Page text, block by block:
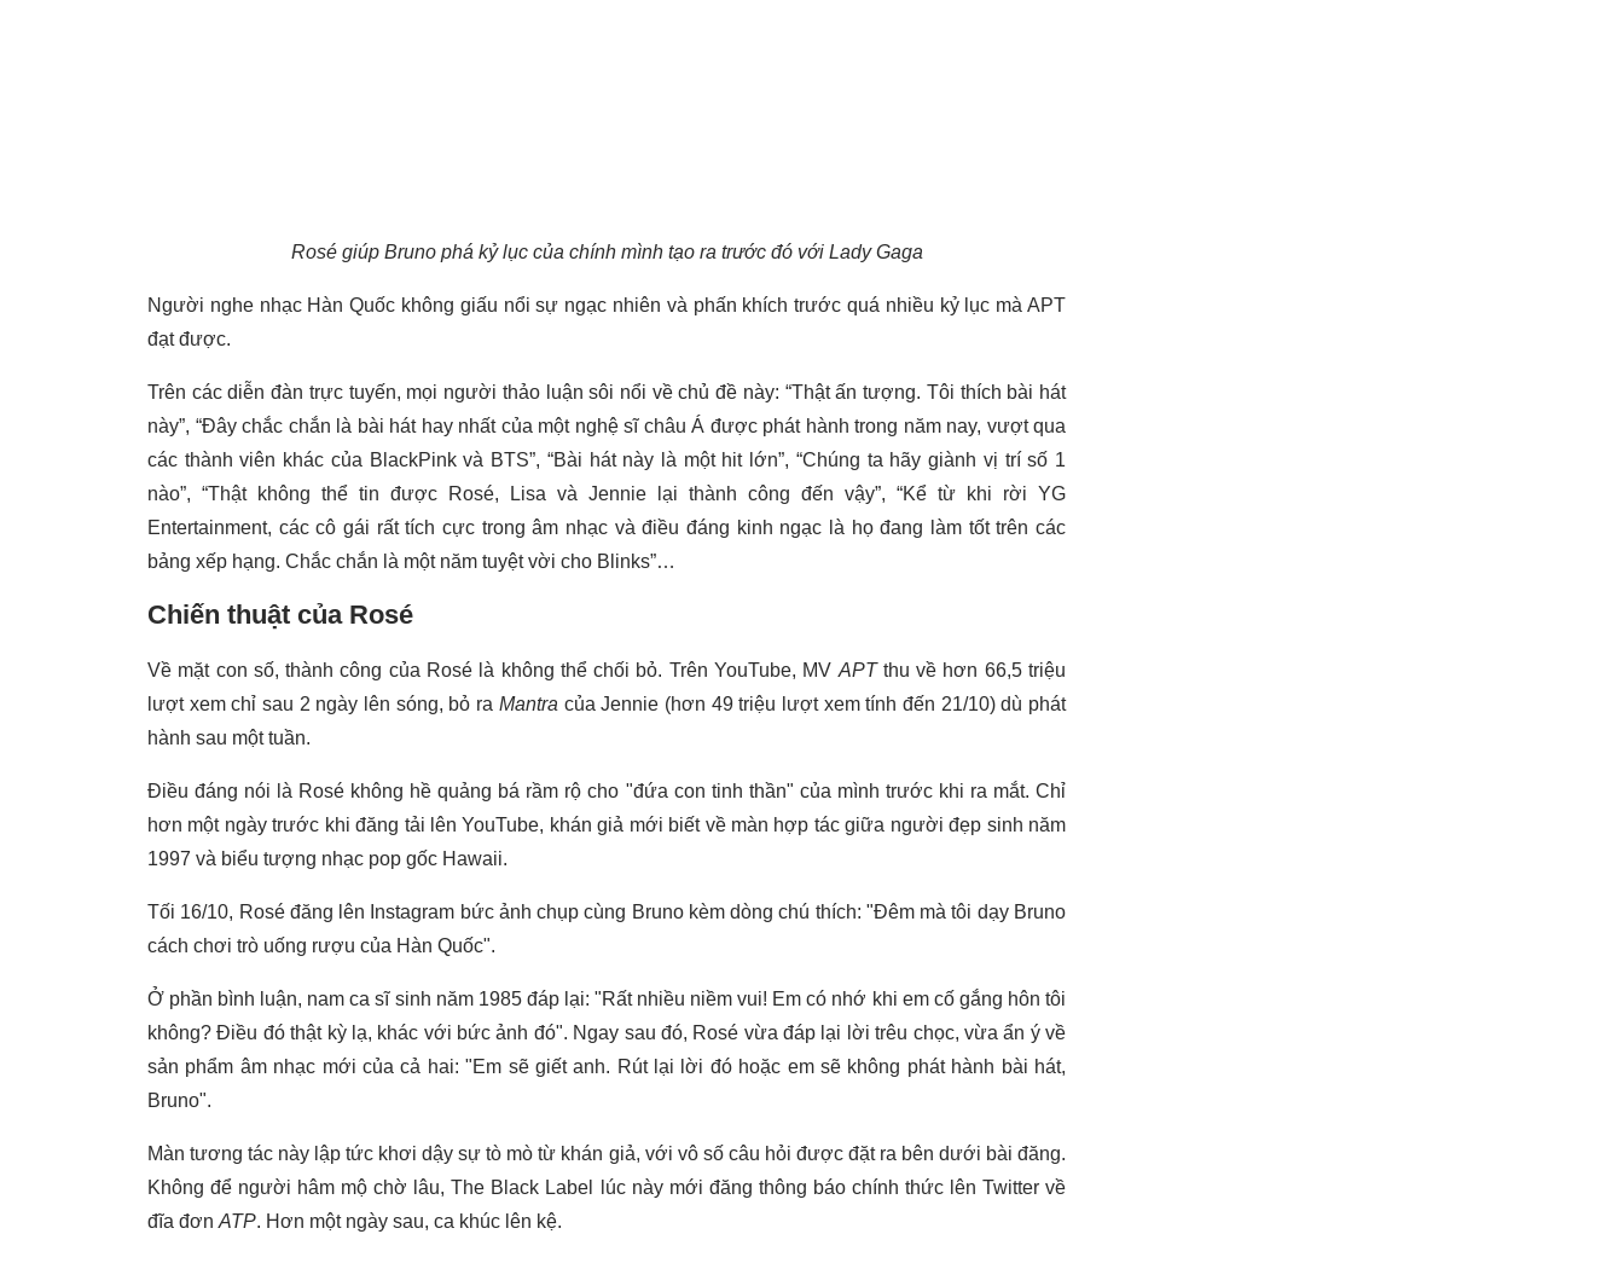
Rosé giúp Bruno phá kỷ lục của chính mình tạo ra trước đó với Lady Gaga
Người nghe nhạc Hàn Quốc không giấu nổi sự ngạc nhiên và phấn khích trước quá nhiều kỷ lục mà APT
đạt được.
Trên các diễn đàn trực tuyến, mọi người thảo luận sôi nổi về chủ đề này: “Thật ấn tượng. Tôi thích bài hát
này”, “Đây chắc chắn là bài hát hay nhất của một nghệ sĩ châu Á được phát hành trong năm nay, vượt qua
các thành viên khác của BlackPink và BTS”, “Bài hát này là một hit lớn”, “Chúng ta hãy giành vị trí số 1
nào”, “Thật không thể tin được Rosé, Lisa và Jennie lại thành công đến vậy”, “Kể từ khi rời YG
Entertainment, các cô gái rất tích cực trong âm nhạc và điều đáng kinh ngạc là họ đang làm tốt trên các
bảng xếp hạng. Chắc chắn là một năm tuyệt vời cho Blinks”…
Chiến thuật của Rosé
Về mặt con số, thành công của Rosé là không thể chối bỏ. Trên YouTube, MV APT thu về hơn 66,5 triệu
lượt xem chỉ sau 2 ngày lên sóng, bỏ ra Mantra của Jennie (hơn 49 triệu lượt xem tính đến 21/10) dù phát
hành sau một tuần.
Điều đáng nói là Rosé không hề quảng bá rầm rộ cho "đứa con tinh thần" của mình trước khi ra mắt. Chỉ
hơn một ngày trước khi đăng tải lên YouTube, khán giả mới biết về màn hợp tác giữa người đẹp sinh năm
1997 và biểu tượng nhạc pop gốc Hawaii.
Tối 16/10, Rosé đăng lên Instagram bức ảnh chụp cùng Bruno kèm dòng chú thích: "Đêm mà tôi dạy Bruno
cách chơi trò uống rượu của Hàn Quốc".
Ở phần bình luận, nam ca sĩ sinh năm 1985 đáp lại: "Rất nhiều niềm vui! Em có nhớ khi em cố gắng hôn tôi
không? Điều đó thật kỳ lạ, khác với bức ảnh đó". Ngay sau đó, Rosé vừa đáp lại lời trêu chọc, vừa ẩn ý về
sản phẩm âm nhạc mới của cả hai: "Em sẽ giết anh. Rút lại lời đó hoặc em sẽ không phát hành bài hát,
Bruno".
Màn tương tác này lập tức khơi dậy sự tò mò từ khán giả, với vô số câu hỏi được đặt ra bên dưới bài đăng.
Không để người hâm mộ chờ lâu, The Black Label lúc này mới đăng thông báo chính thức lên Twitter về
đĩa đơn ATP. Hơn một ngày sau, ca khúc lên kệ.